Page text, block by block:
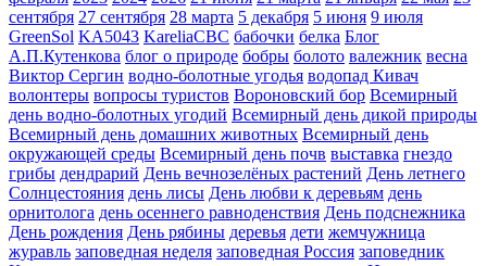
сентября 27 сентября 28 марта 5 декабря 5 июня 9 июля
GreenSol KA5043 KareliaCBC бабочки белка Блог
А.П.Кутенкова блог о природе бобры болото валежник весна
Виктор Сергин водно-болотные угодья водопад Кивач
волонтеры вопросы туристов Вороновский бор Всемирный
день водно-болотных угодий Всемирный день дикой природы
Всемирный день домашних животных Всемирный день
окружающей среды Всемирный день почв выставка гнездо
грибы дендрарий День вечнозелёных растений День летнего
Солнцестояния день лисы День любви к деревьям день
орнитолога день осеннего равноденствия День подснежника
День рождения День рябины деревья дети жемчужница
журавль заповедная неделя заповедная Россия заповедник